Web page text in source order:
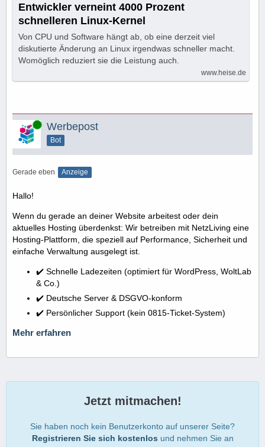
Entwickler verneint 4000 Prozent
schnelleren Linux-Kernel
Von CPU und Software hängt ab, ob eine derzeit viel
diskutierte Änderung an Linux irgendwas schneller macht.
Womöglich reduziert sie die Leistung auch.
www.heise.de
Online Werbepost
Bot
Gerade eben Anzeige
Hallo!
Wenn du gerade an deiner Website arbeitest oder dein
aktuelles Hosting überdenkst: Wir betreiben mit NetzLiving eine
Hosting-Plattform, die speziell auf Performance, Sicherheit und
einfache Verwaltung ausgelegt ist.
✔️ Schnelle Ladezeiten (optimiert für WordPress, WoltLab
& Co.)
✔️ Deutsche Server & DSGVO-konform
✔️ Persönlicher Support (kein 0815-Ticket-System)
Mehr erfahren
Jetzt mitmachen!
Sie haben noch kein Benutzerkonto auf unserer Seite?
Registrieren Sie sich kostenlos und nehmen Sie an